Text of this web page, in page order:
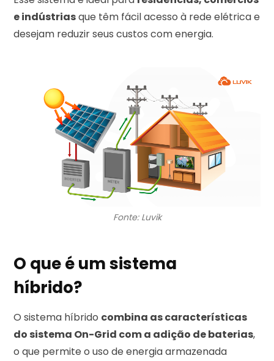
e indústriasque têm fácil acesso à rede elétrica e
desejam reduzir seus custos com energia.
Fonte: Luvik
O que é um sistema
híbrido?
O sistema híbrido combina as características
do sistema On-Grid com a adição de baterias,
o que permite o uso de energia armazenada